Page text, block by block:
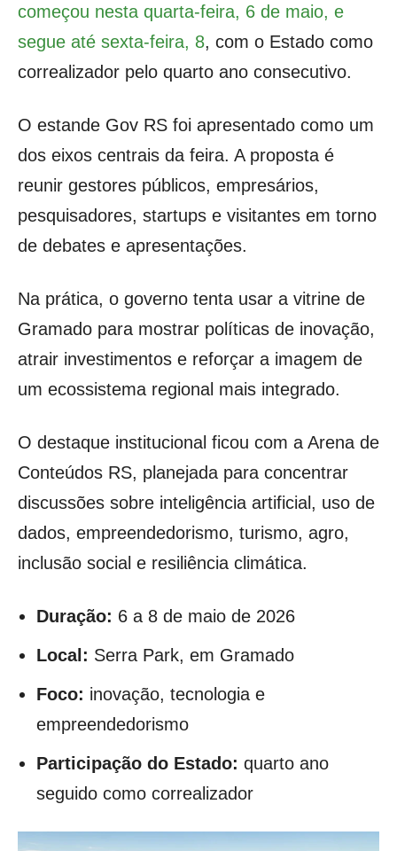
começou nesta quarta-feira, 6 de maio, e
segue até sexta-feira, 8, com o Estado como
correalizador pelo quarto ano consecutivo.
O estande Gov RS foi apresentado como um
dos eixos centrais da feira. A proposta é
reunir gestores públicos, empresários,
pesquisadores, startups e visitantes em torno
de debates e apresentações.
Na prática, o governo tenta usar a vitrine de
Gramado para mostrar políticas de inovação,
atrair investimentos e reforçar a imagem de
um ecossistema regional mais integrado.
O destaque institucional ficou com a Arena de
Conteúdos RS, planejada para concentrar
discussões sobre inteligência artificial, uso de
dados, empreendedorismo, turismo, agro,
inclusão social e resiliência climática.
Duração: 6 a 8 de maio de 2026
Local: Serra Park, em Gramado
Foco: inovação, tecnologia e
empreendedorismo
Participação do Estado: quarto ano
seguido como correalizador